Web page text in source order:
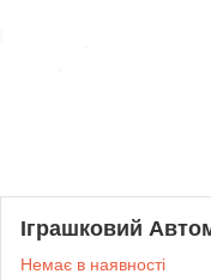
Іграшковий
Немає в наявності